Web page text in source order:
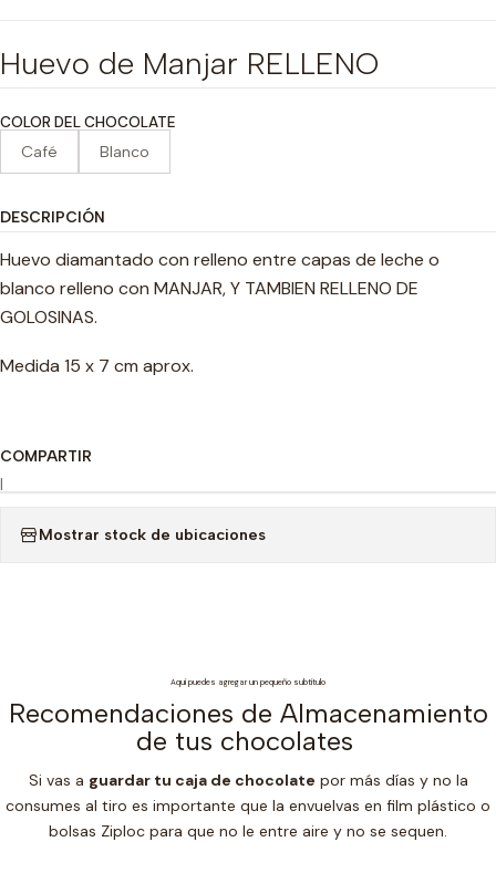
Huevo de Manjar RELLENO
COLOR DEL CHOCOLATE
Café Blanco
DESCRIPCIÓN
Huevo diamantado con relleno entre capas de leche o
blanco relleno con MANJAR, Y TAMBIEN RELLENO DE
GOLOSINAS.
Medida 15 x 7 cm aprox.
COMPARTIR
|
Mostrar stock de ubicaciones
Aquí puedes agregar un pequeño subtítulo
Recomendaciones de Almacenamiento
de tus chocolates
Si vas a guardar tu caja de chocolate por más días y no la
consumes al tiro es importante que la envuelvas en film plástico o
bolsas Ziploc para que no le entre aire y no se sequen.